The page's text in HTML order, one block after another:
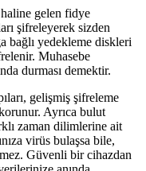
gelen fidye
şifreleyerek sizden
bağlı yedekleme diskleri
Muhasebe
durması demektir.
gelişmiş şifreleme
Ayrıca bulut
zaman dilimlerine ait
virüs bulaşsa bile,
Güvenli bir cihazdan